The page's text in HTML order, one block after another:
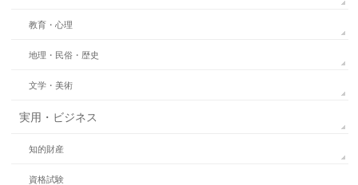
教育・心理
地理・民俗・歴史
文学・美術
実用・ビジネス
知的財産
資格試験